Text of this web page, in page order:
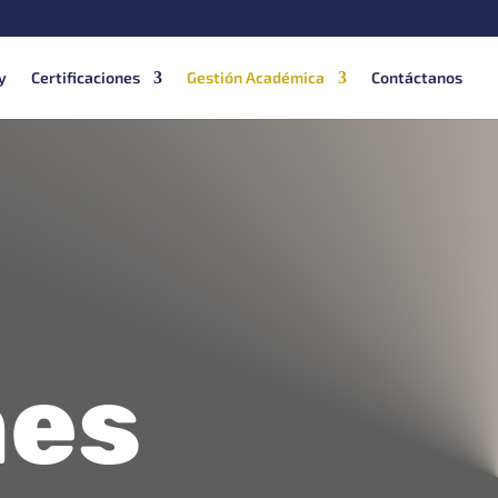
Certificaciones Gestión Académica Contáctanos